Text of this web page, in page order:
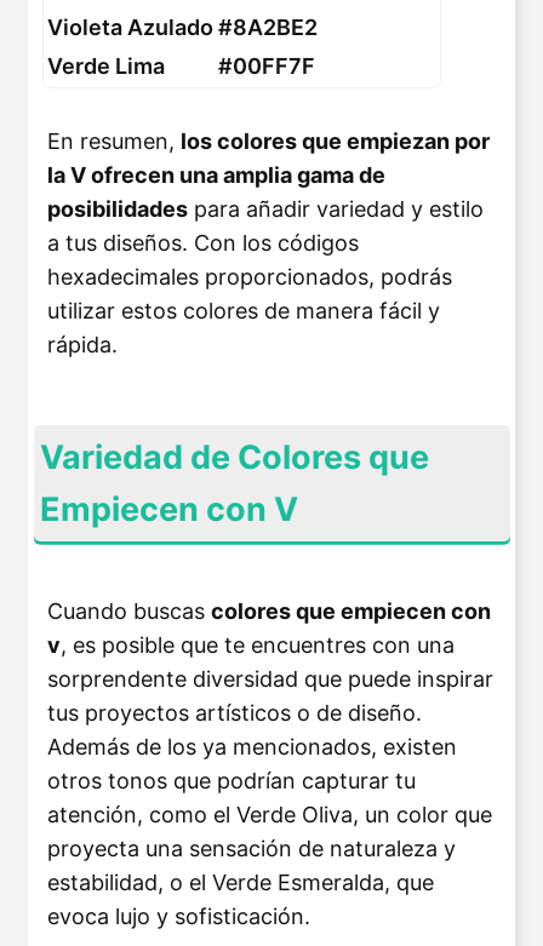
Violeta Azulado#8A2BE2
Verde Lima
#00FF7F
En resumen, los colores que empiezan por
la V ofrecen una amplia gama de
posibilidades para añadir variedad y estilo
a tus diseños. Con los códigos
hexadecimales proporcionados, podrás
utilizar estos colores de manera fácil y
rápida.
Variedad de Colores que
Empiecen con V
Cuando buscas colores que empiecen con
v, es posible que te encuentres con una
sorprendente diversidad que puede inspirar
tus proyectos artísticos o de diseño.
Además de los ya mencionados, existen
otros tonos que podrían capturar tu
atención, como el Verde Oliva, un color que
proyecta una sensación de naturaleza y
estabilidad, o el Verde Esmeralda, que
evoca lujo y sofisticación.